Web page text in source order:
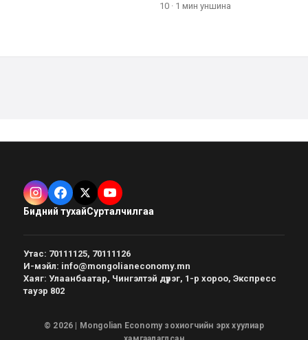
10 · 1 мин уншина
Бидний тухайСурталчилгаа
Утас: 70111125, 70111126
И-мэйл: info@mongolianeconomy.mn
Хаяг: Улаанбаатар, Чингэлтэй дүүрэг, 1-р хороо, Экспресс
тауэр 802
© 2026 | Mongolian Economy зохиогчийн эрх хуулиар